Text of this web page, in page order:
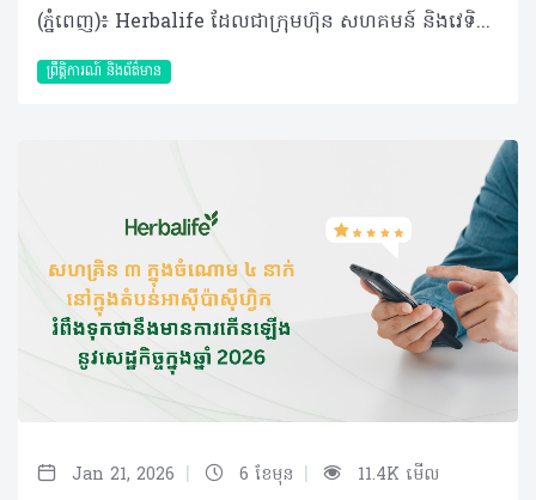
(ភ្នំពេញ)៖ Herbalife ដែលជាក្រុមហ៊ុន សហគមន៍ និងវេទិកាភ្ជាប់ទំនាក់ទំនង លំដាប់ថ្នាក់ពិភពលោក ផ្នែកសុខភាព និងសុខុមាលភាពនៅថ្ងៃនេះបានប្រកាសថា កីឡាករអន្តរជាតិលោក Cristiano Ronaldo បានទិញយកភាគហ៊ុន ១០% នៅក្នុងក្រុមហ៊ុន HBL Pro2col Software, LLC ដែលជាក្រុមហ៊ុនបុត្រសម្ព័ន្ធកាន់កាប់ទាំងស្រុងដោយក្រុមហ៊ុន Herbalife និងជាម្ចាស់កាន់កាប់បច្ចេកវិទ្យា Pro2col។ Pro2col គឺជាប្រព័ន្ធប្រតិបត្តិការសុខភាព និងសុខុមាលភាពផ្ទាល់ខ្លួនតាមបែបឌីជីថលជំនាន់ចុងក្រោយបង្អស់របស់ Herbalife ដែលត្រូវបានរចនាឡើងដើម្បីជំរុញការចូលរួមប្រចាំថ្ងៃ ការផ្លាស់ប្តូរឥរិយាបថប្រកបដោយនិរន្តរភាព និងលទ្ធផលដែលអាចវាស់វែងបាន តាមរយៈវិធីសាស្ត្រសុខុមាលភាពដែលផ្អែកលើទិន្នន័យដែលមានរចនាសម្ព័ន្ធច្បាស់លាស់។ លោក Ronaldo បានវិនិយោគទឹកប្រាក់ចំនួន ៧.៥ លានដុល្លារ រួមជាមួយការប្តេជ្ញាចិត្តក្នុងការផ្តល់នូវសេវាកម្ម និងសិទ្ធិឧបត្ថម្ភដល់ Pro2col Software។ ការវិនិយោគនេះសបញ្ជាក់ឱ្យឃើញពីការប្តេជ្ញាចិត្តរបស់លោកចំពោះសុខភាព និងអាហារូបត្ថម្ភ។ វាក៏ឆ្លុះបញ្ចាំងពីទំនុកចិត្តរបស់លោកចំពោះអនាគតនៃអាហារូបត្ថម្ភផ្ទាល់ខ្លួន និងចក្ខុវិស័យរបស់ Herbalife ក្នុងការធ្វើឱ្យកម្មវិធីសុខុមាលភាពផ្ទាល់ខ្លួននេះ អាចត្រូវបានប្រើប្រាស់បានទូលំទូលាយទូទាំងពិភពលោក ដោយរួមបញ្ចូលគ្នានូវបច្ចេកវិទ្យាច្នៃប្រឌិត និងសហគមន៍អ្នកចែកចាយដ៏ធំរបស់យើង។ Herbalife បានក្លាយជាដៃគូអាហារូបត្ថម្ភរបស់លោក Ronaldo ចាប់តាំងពីឆ្នាំ ២០១៣ មកម្ល៉េះ ដោយលោកបានដើរតួចយ៉ាងសំខាន់ក្នុងការចូលរួមជម្រុញការប្រើប្រាស់អាហារូបត្ថម្ភឱ្យកាន់តែប្រសើរឡើងនៅទូទាំងពិភពលោក។ កន្លងមក Herbalife និងលោក Ronaldo បានសហការគ្នាលើការដាក់ចេញនូវផលិតផល Herbalife24® CR7 Drive ដែលជាភេសជ្ជៈកីឡាដែលត្រូវបានបង្កើតឡើងដើម្បីបំពេញតម្រូវការអាហារូបត្ថម្ភ និងតម្រូវការសម្រាប់ការលេងកីឡារបស់វីរបុរសបាល់ទាត់ពិភពលោករូបនេះ និងផ្តល់អត្ថប្រយោជន៍ដល់កីឡាករគ្រប់កម្រិតនៅជុំវិញពិភពលោក។ លោក Stephan Gratziani អគ្គនាយកប្រតិបត្តិក្រុមហ៊ុន Herbalife បានមានប្រសាសន៍ថា៖ «លោក Cristiano គឺជាដៃគូដ៏មានតម្លៃអស់រយៈពេលជាងមួយទសវត្សរ៍មកហើយ ហើយការសម្រេចចិត្តរបស់លោកក្នុងការទិញយកភាគហ៊ុននៅក្នុង Pro2col គឺជាចំណុចរបត់ដ៏សំខាន់មួយនៅក្នុងទំនាក់ទំនងរបស់យើង»។ «ការវិនិយោគរបស់លោកឆ្លុះបញ្ចាំងពីជំនឿរួមគ្នាលើឥទ្ធិពលនៃអាហារូបត្ថម្ភ ទិន្នន័យ បញ្ញាសិប្បនិម្មិត និងការលើកកម្ពស់ការយល់ដឹងផ្ទាល់ខ្លួន ដើម្បីជំរុញឱ្យលទ្ធផលសុខភាពបុគ្គលកាន់តែប្រសើរឡើងៗ ក៏ដូចជាពង្រឹងទំនុកចិត្តរបស់លោកទៅលើរបស់ Pro2col​ ផងដែរ»។ Pro2col ប្រើប្រាស់ទិន្នន័យផ្ទាល់ខ្លួនរបស់បុគ្គលម្នាក់ៗ ដើម្បីបង្កើតផែនការសុខុមាលភាពជាក់លាក់សម្រាប់បុគ្គលនោះ ជាមួយនឹងប្រព័ន្ធតាមដានអាហារូបត្ថម្ភឆ្លាតវៃ។ កម្មវិធីនេះអាចសម្របខ្លួនទៅទៅតាមរបៀបរស់នៅរបស់បុគ្គលម្នាក់ៗ ដែលវានឹងធ្វើឱ្យកម្មវិធីសុខុមាលក្លាយជារឿងសាមញ្ញ និងមានលក្ខណៈឯកជន។ ចំណុចស្នូលរបស់វាគឺ Pro2Score ដែលជាប្រព័ន្ធវាយតម្លៃសុខុមាលភាព នឹងតាមដានចំណុចសំខាន់ៗ ដែលត្រូវបានរចនាឡើងដើម្បីផ្តល់នូវភាពច្បាស់លាស់ ការលើកទឹកចិត្ត និងទិន្នន័យដែលអាចយកមកអនុវត្តបានជាក់ស្តែង។លើសពីនេះទៅទៀត Pro2col ក៏ផ្តល់ជូនអ្នកចែកចាយឯករាជ្យរបស់ Herbalife នូវឧបករណ៍ចាំបាច់ និងចំណេះដឹងបន្ថែមអំពីវេទិកានេះ ដើម្បីជួយគាំទ្រដល់អតិថិជនរបស់ពួកគេឱ្យទទួលបាននូវកម្មវិធីសុខុមាលភាពផ្ទាល់ខ្លួនដែលអាចចូលប្រើប្រាស់បានដោយងាយ និងអាចពង្រីកវិសាលភាពបានវែងឆ្ងាយបន្តទៀត។ លោក Cristiano Ronaldo បានមានប្រសាសន៍ថា៖ «បន្ទាប់ពីបានរួមរស់ជាមួយគ្នាអស់រយៈពេលជាងមួយទសវត្សរ៍ ទំនាក់ទំនងរបស់យើងមានមូលដ្ឋានលើទំនុកចិត្ត និងចក្ខុវិស័យរួមគ្នា។ ការវិនិយោគលើ Pro2col វាហាក់បីដូចជាការវិវត្តន៍តាមបែបធម្មជាតិដូច្នោះ។ ក្រៅតែអំពីការរតំណាងឱ្យ Herbalife នេះគឺជាការជួយរៀបចំ និងពង្រីកវេទិកាមួយដែលអាចផ្លាស់ប្តូររបៀបដែលមនុស្សអាចយកចិត្តទុកដាក់ទៅលើសុខភាព និងសុខុមាលភាពរបស់ពួកគេបានយ៉ាងពិតប្រាកដ»។ លោកក៏មានប្រសាសន៍បន្ថែមទៀតផងដែរថា «ខ្ញុំបានឃើញដោយផ្ទាល់ភ្នែកពីរបៀបដែល Herbalife រួមបញ្ចូលគ្នាទាំងវិទ្យាសាស្ត្រ ការច្នៃប្រឌិត និងការគាំទ្រដែលមានលក្ខណៈឯកជន ដើម្បីធ្វើឱ្យបញ្ហាសុខភាព និងសុខុមាលភាពកាន់តែងាយស្រួលចូលប្រើប្រាស់។ ការធ្វើការងាររួមគ្នាជាមួយ Herbalife ដើម្បីបង្កើតអ្វីមួយដែលមានឥទ្ធិពលយូរអង្វែង គឺជាអ្វីដែលជំរុញទឹកចិត្តខ្ញុំនៅក្នុងដំណាក់កាលនៃអាជីពរបស់ខ្ញុំនេះ»។ Pro2col គាំទ្រដល់យុទ្ធសាស្ត្ររយៈពេលវែងរបស់ Herbalife ក្នុងការក្លាយជាវេទិកាសុខភាព និងសុខុមាលភាពដែលតភ្ជាប់គ្នា និងផ្អែកលើទិន្នន័យ ដោយរួមបញ្ចូលនូវផលិតផលដែលមានគុណភាព សហគមន៍ដ៏ធំបញ្ញាសិប្បនិម្មិត និងសមត្ថភាពឌីជីថល ដើម្បីបម្រើអតិថិជនទូទាំងពិភពលោកឱ្យកាន់តែប្រសើរឡើង។ Herbalife បានចាប់ផ្តើមការសាកល្បង (beta rollout) Pro2col ជាដំណាក់កាលជាយុទ្ធសាស្ត្រ ដោយមានគោលបំណងប្រមូលការយល់ដឹងពីអ្នកប្រើប្រាស់ក្នុងទីផ្សារ ដែលនឹងគាំទ្រដល់ការចេញផ្សាយជាលក្ខណៈពាណិជ្ជកម្មកាន់តែទូលំទូលាយនាពេលអនាគល។ បច្ចុប្បន្ន ការចូលប្រើប្រាស់ដំណាក់កាលសាកល្បងនេះ មានសម្រាប់អ្នកចែកចាយ និងអតិថិជននៅក្នុងសហរដ្ឋអាមេរិក កាណាដា និងព័រតូរីកូតែប៉ុណ្ណោះ។ ក្រុមហ៊ុនរំពឹងថានឹងពង្រីកការចូលប្រើប្រាស់ដំណាក់កាលសាកល្បងទៅកាន់ទីផ្សារអន្តរជាតិបន្ថែមទៀត ដោយចាប់ផ្តើមពីទីផ្សារជ្រើសរើសក្នុងតំបន់ EMEA ក្នុងឆ្នាំ ២០២៦។ អំពីក្រុមហ៊ុន Herbalife ក្រុមហ៊ុន Herbalife (NYSE: HLF) គឺជាក្រុមហ៊ុនសុខភាព និងសុខុមាលភាពឈានមុខគេ និងជាសហគមន៍ដែលកំពុងផ្លាស់ប្តូរជីវិតរបស់មនុស្សជាមួយនឹងផលិតផលអាហារូបត្ថម្ភដ៏អស្ចារ្យ និងជាឱកាសអាជីវកម្មសម្រាប់អ្នកសមាជិកឯករាជ្យរបស់ខ្លួនចាប់តាំងពីឆ្នាំ 1980។ ក្រុមហ៊ុនផ្តល់ជូននូវផលិតផលដែលគាំទ្រដោយវិទ្យាសាស្រ្តដល់អ្នកប្រើប្រាស់នៅក្នុងទីផ្សារជាង90។ តាមរយៈសមាជិកឯករាជ្យដែលផ្តល់ជូននូវការបណ្តុះបណ្តាលមួយទល់មួយ និងផ្តល់ការគាំទ្រសហគមន៍ដោយបំផុសគំនិតឱ្យអតិថិជនប្រកាន់ខ្ជាប់នូវរបៀបរស់នៅដែលមានភាពសកម្ម។
ព្រឹត្តិការណ៍ និងព័ត៌មាន
Jan 21, 2026 | 6 ខែមុន | 11.4K មើល